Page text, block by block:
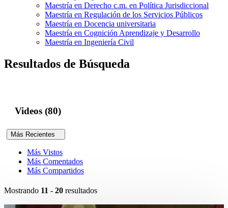
Maestría en Derecho c.m. en Política Jurisdiccional
Maestría en Regulación de los Servicios Públicos
Maestría en Docencia universitaria
Maestría en Cognición Aprendizaje y Desarrollo
Maestría en Ingeniería Civil
Resultados de Búsqueda
Videos (80)
Más Recientes
Más Vistos
Más Comentados
Más Compartidos
Mostrando 11 - 20 resultados